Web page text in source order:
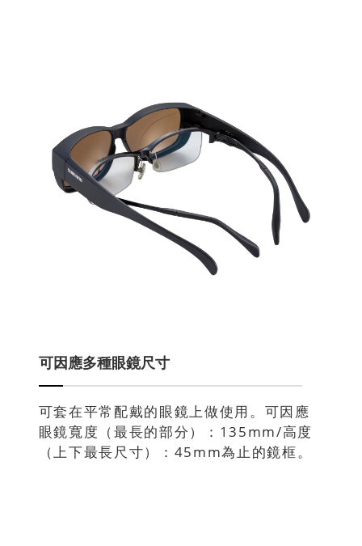
可因應多種眼鏡尺寸
可套在平常配戴的眼鏡上做使用。可因應
眼鏡寬度（最長的部分）：135mm/高度
（上下最長尺寸）：45mm為止的鏡框。